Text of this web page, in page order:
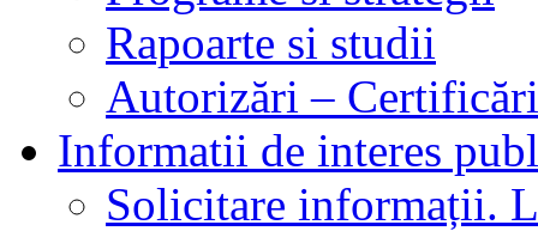
Rapoarte si studii
Autorizări –
Informatii de interes
Solicitare informații.